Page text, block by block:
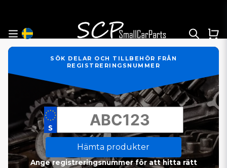
SÖK DELAR OCH TILLBEHÖR FRÅN
REGISTRERINGSNUMMER
Hämta produkter
Ange registreringsnummer för att hitta rätt